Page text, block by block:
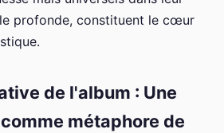
profonde, constituent le cœur
de l'album : Une
métaphore de